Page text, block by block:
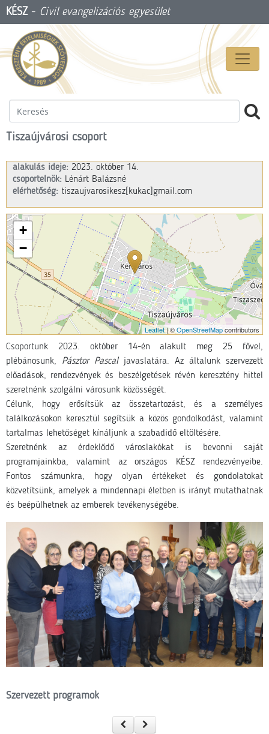
KÉSZ- Civil evangelizációs egyesület
Tiszaújvárosi csoport
Csoportunk 2023. október 14-én alakult meg 25 fővel,
plébánosunk, Pásztor Pascal javaslatára. Az általunk szervezett
előadások, rendezvények és beszélgetések révén keresztény hittel
szeretnénk szolgálni városunk közösségét.
Célunk, hogy erősítsük az összetartozást, és a személyes
találkozásokon keresztül segítsük a közös gondolkodást, valamint
tartalmas lehetőséget kínáljunk a szabadidő eltöltésére.
Szeretnénk az érdeklődő városlakókat is bevonni saját
programjainkba, valamint az országos KÉSZ rendezvényeibe.
Fontos számunkra, hogy olyan értékeket és gondolatokat
közvetítsünk, amelyek a mindennapi életben is irányt mutathatnak
és beépülhetnek az emberek tevékenységébe.
alakulás ideje: 2023. október 14.
csoportelnök: Lénárt Balázsné
elérhetőség: tiszaujvarosikesz[kukac]gmail.com
+
−
Leaflet| ©OpenStreetMapcontributors
Szervezett programok